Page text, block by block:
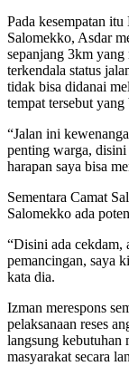
Pada kesempatan
Salomekko, Asdar
sepanjang 3km yang
terkendala status
tidak bisa didanai
tempat tersebut
“Jalan ini
penting warga,
harapan saya bisa
Sementara Camat
Salomekko ada
“Disini ada cekdam,
pemancingan, saya
kata dia.
Izman merespons
pelaksanaan reses
langsung kebutuhan
masyarakat secara